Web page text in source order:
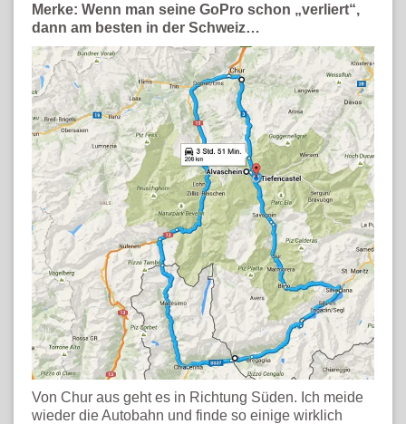
Merke: Wenn man seine GoPro schon „verliert“,
dann am besten in der Schweiz…
Von Chur aus geht es in Richtung Süden. Ich meide
wieder die Autobahn und finde so einige wirklich